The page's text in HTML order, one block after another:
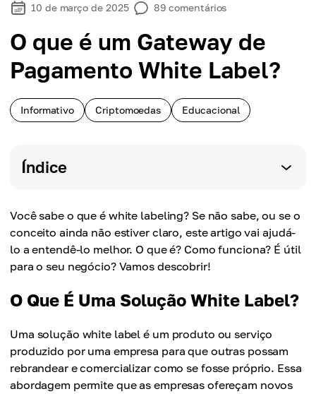
10 de março de 2025 89 comentários
O que é um Gateway de
Pagamento White Label?
Informativo Criptomoedas Educacional
Índice
Você sabe o que é white labeling? Se não sabe, ou se o
conceito ainda não estiver claro, este artigo vai ajudá-
lo a entendê-lo melhor. O que é? Como funciona? É útil
para o seu negócio? Vamos descobrir!
O Que É Uma Solução White Label?
Uma solução white label é um produto ou serviço
produzido por uma empresa para que outras possam
rebrandear e comercializar como se fosse próprio. Essa
abordagem permite que as empresas ofereçam novos